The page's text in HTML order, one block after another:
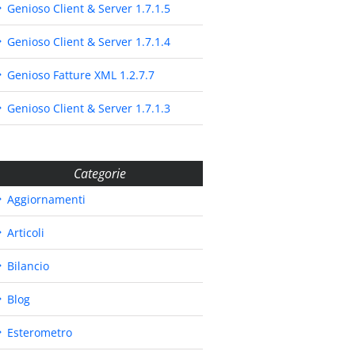
Genioso Client & Server 1.7.1.5
Genioso Client & Server 1.7.1.4
Genioso Fatture XML 1.2.7.7
Genioso Client & Server 1.7.1.3
Categorie
Aggiornamenti
Articoli
Bilancio
Blog
Esterometro